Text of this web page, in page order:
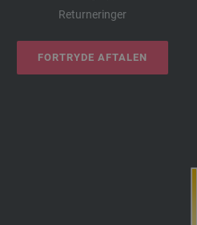
Returneringer
FORTRYDE AFTALEN